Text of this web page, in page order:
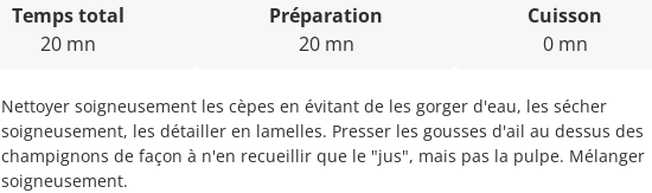
Temps total
20 mn
Préparation
20 mn
Cuisson
0 mn
Nettoyer soigneusement les cèpes en évitant de les gorger d'eau, les sécher
soigneusement, les détailler en lamelles. Presser les gousses d'ail au dessus des
champignons de façon à n'en recueillir que le "jus", mais pas la pulpe. Mélanger
soigneusement.